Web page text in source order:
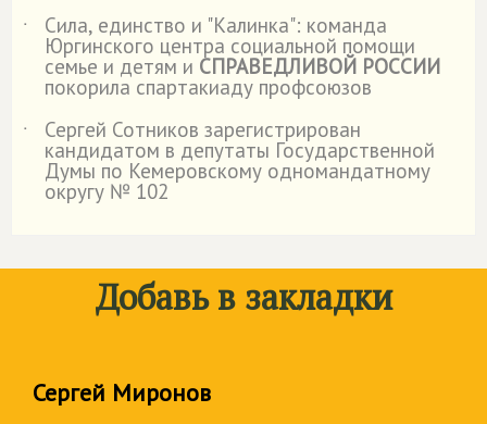
˙
Сила, единство и "Калинка": команда
Юргинского центра социальной помощи
семье и детям и СПРАВЕДЛИВОЙ РОССИИ
покорила спартакиаду профсоюзов
˙
Сергей Сотников зарегистрирован
кандидатом в депутаты Государственной
Думы по Кемеровскому одномандатному
округу № 102
Добавь в закладки
Сергей Миронов